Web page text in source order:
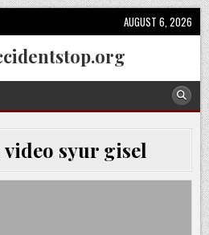
AUGUST 6, 2026
video syur gisel